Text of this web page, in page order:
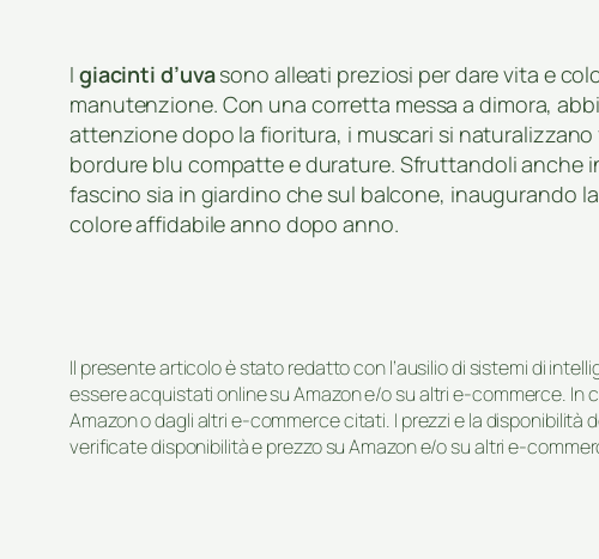
I giacinti d’uvasono alleati preziosi per dare vita e
manutenzione. Con una corretta messa a dimora,
attenzione dopo la fioritura, i muscari si
bordure blu compatte e durature. Sfruttandoli anche
fascino sia in giardino che sul balcone, inaugurando
colore affidabile anno dopo anno.
Il presente articolo è stato redatto con l’ausilio di sistemi di
essere acquistati online su Amazon e/o su altri e-commerce.
Amazon o dagli altri e-commerce citati. I prezzi e la
verificate disponibilità e prezzo su Amazon e/o su altri e-